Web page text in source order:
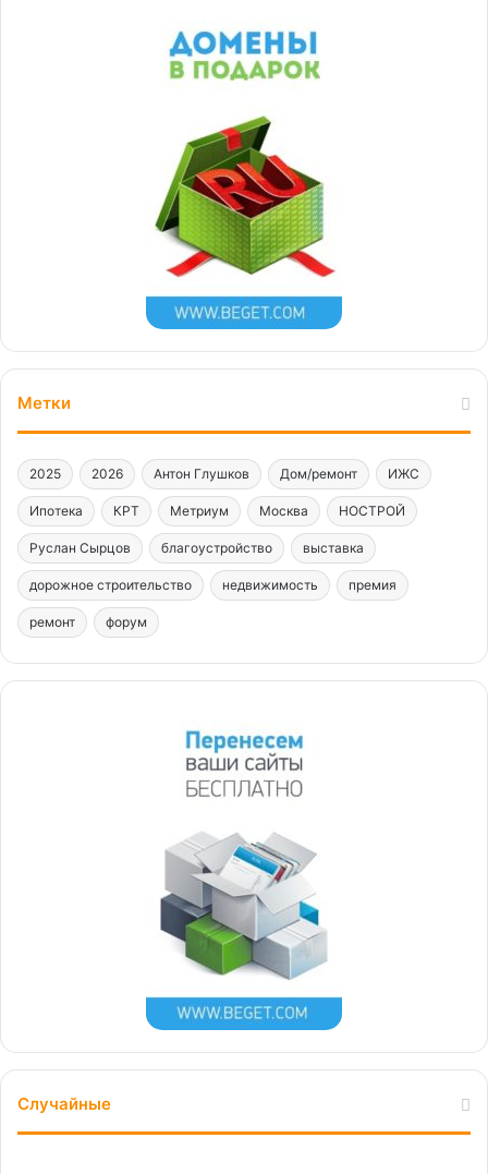
Метки
2025 2026 Антон Глушков Дом/ремонт ИЖС
Ипотека КРТ Метриум Москва НОСТРОЙ
Руслан Сырцов благоустройство выставка
дорожное строительство недвижимость премия
ремонт форум
Случайные